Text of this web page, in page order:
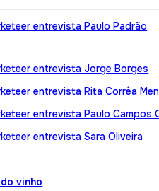
entrevista Paulo Padrão
entrevista Jorge Borges
entrevista Rita Corrêa
entrevista Paulo Campos
entrevista Sara Oliveira
vinho